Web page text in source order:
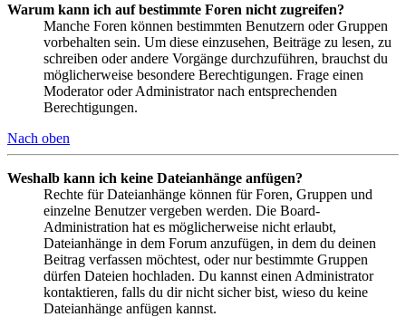
Warum kann ich auf bestimmte Foren nicht zugreifen?
Manche Foren können bestimmten Benutzern oder Gruppen
vorbehalten sein. Um diese einzusehen, Beiträge zu lesen, zu
schreiben oder andere Vorgänge durchzuführen, brauchst du
möglicherweise besondere Berechtigungen. Frage einen
Moderator oder Administrator nach entsprechenden
Berechtigungen.
Nach oben
Weshalb kann ich keine Dateianhänge anfügen?
Rechte für Dateianhänge können für Foren, Gruppen und
einzelne Benutzer vergeben werden. Die Board-
Administration hat es möglicherweise nicht erlaubt,
Dateianhänge in dem Forum anzufügen, in dem du deinen
Beitrag verfassen möchtest, oder nur bestimmte Gruppen
dürfen Dateien hochladen. Du kannst einen Administrator
kontaktieren, falls du dir nicht sicher bist, wieso du keine
Dateianhänge anfügen kannst.